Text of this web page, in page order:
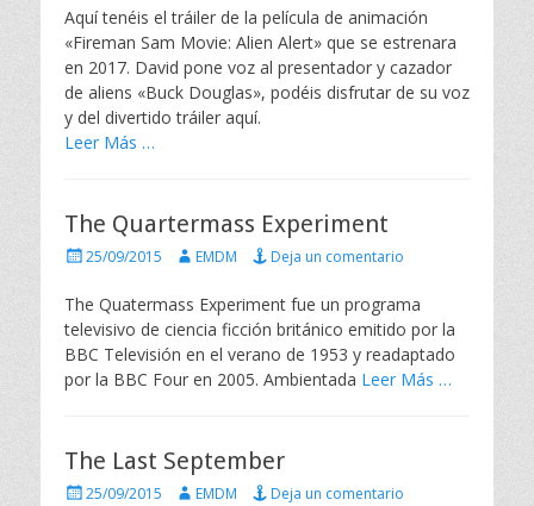
b
i
c
a
d
o
t
o
Aquí tenéis el tráiler de la película de animación
«Fireman Sam Movie: Alien Alert» que se estrenara
en 2017. David pone voz al presentador y cazador
de aliens «Buck Douglas», podéis disfrutar de su voz
y del divertido tráiler aquí.
Leer Más …
The Quartermass Experiment
P
b
l
i
c
a
e
25/09/2015
A
t
o
r
EMDM Deja un comentario
The Quatermass Experiment fue un programa
televisivo de ciencia ficción británico emitido por la
BBC Televisión en el verano de 1953 y readaptado
por la BBC Four en 2005. Ambientada Leer Más …
The Last September
P
25/09/2015
A
EMDM Deja un comentario